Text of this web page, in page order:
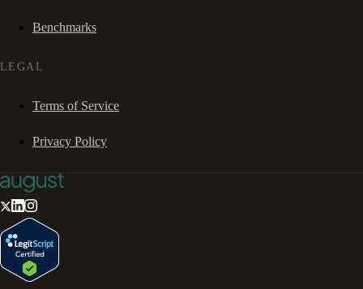
Benchmarks
LEGAL
Terms of Service
Privacy Policy